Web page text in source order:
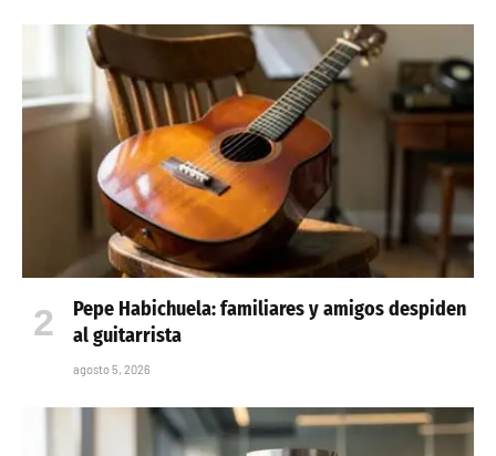
Pepe Habichuela: familiares y amigos despiden
al guitarrista
agosto 5, 2026